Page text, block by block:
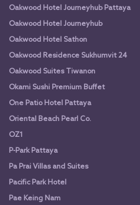
Oakwood Hotel Journeyhub Pattaya
Oakwood Hotel Journeyhub
Oakwood Hotel Sathon
Oakwood Residence Sukhumvit 24
Oakwood Suites Tiwanon
Okami Sushi Premium Buffet
One Patio Hotel Pattaya
Oriental Beach Pearl Co.
OZ1
P-Park Pattaya
Pa Prai Villas and Suites
Pacific Park Hotel
Pae Keing Nam